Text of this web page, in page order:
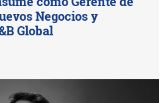
Negocios y
Global